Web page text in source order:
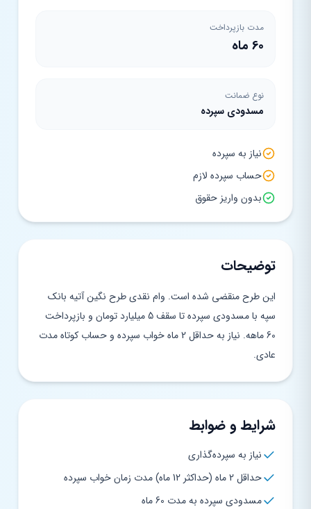
مدت بازپرداخت
60 ماه
نوع ضمانت
مسدودی سپرده
نیاز به سپرده
حساب سپرده لازم
بدون واریز حقوق
توضیحات
این طرح منقضی شده است. وام نقدی طرح نگین آتیه بانک
سپه با مسدودی سپرده تا سقف 5 میلیارد تومان و بازپرداخت
60 ماهه. نیاز به حداقل 2 ماه خواب سپرده و حساب کوتاه مدت
عادی.
شرایط و ضوابط
نیاز به سپرده‌گذاری
حداقل 2 ماه (حداکثر 12 ماه) مدت زمان خواب سپرده
مسدودی سپرده به مدت 60 ماه